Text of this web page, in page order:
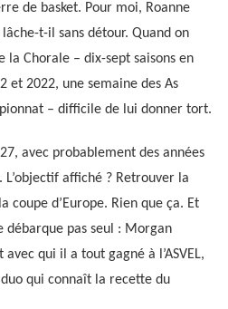
de basket. Pour moi, Roanne
lâche-t-il sans détour. Quand on
la Chorale – dix-sept saisons en
et 2022, une semaine des As
– difficile de lui donner tort.
avec probablement des années
affiché ? Retrouver la
coupe d’Europe. Rien que ça. Et
débarque pas seul : Morgan
qui il a tout gagné à l’ASVEL,
qui connaît la recette du